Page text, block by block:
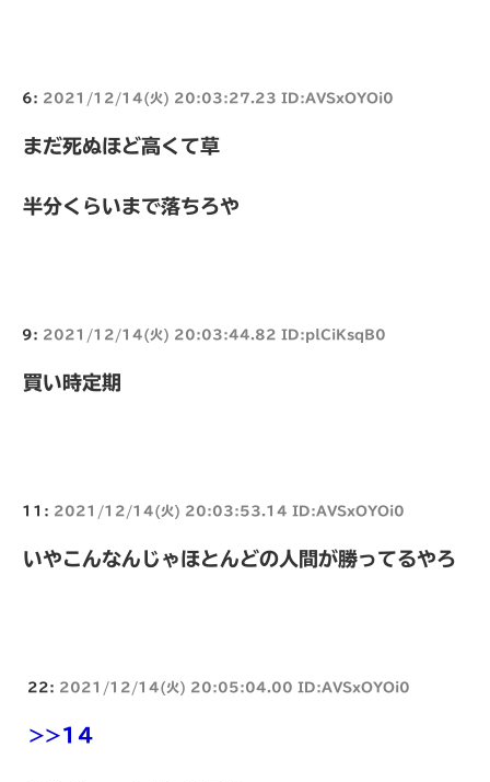
6: 2021/12/14(火) 20:03:27.23 ID:AVSxOYOi0
まだ死ぬほど高くて草
半分くらいまで落ちろや
9: 2021/12/14(火) 20:03:44.82 ID:plCiKsqB0
買い時定期
11: 2021/12/14(火) 20:03:53.14 ID:AVSxOYOi0
いやこんなんじゃほとんどの人間が勝ってるやろ
22: 2021/12/14(火) 20:05:04.00 ID:AVSxOYOi0
>>14